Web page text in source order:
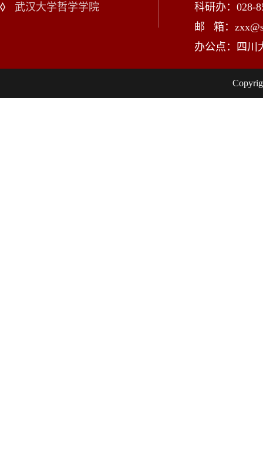
武汉大学哲学学院
科研办：028-
邮 箱：
办公点：四川